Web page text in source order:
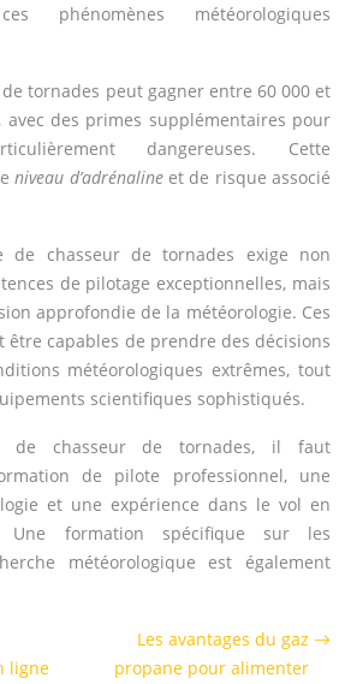
phénomènes météorologiques
tornades peut gagner entre 60 000 et
avec des primes supplémentaires pour
dangereuses. Cette
niveau d’adrénalineet de risque associé
de chasseur de tornades exige non
de pilotage exceptionnelles, mais
approfondie de la météorologie. Ces
être capables de prendre des décisions
météorologiques extrêmes, tout
scientifiques sophistiqués.
de chasseur de tornades, il faut
de pilote professionnel, une
et une expérience dans le vol en
Une formation spécifique sur les
météorologique est également
ligne
Les avantages du gaz
propane pour alimenter